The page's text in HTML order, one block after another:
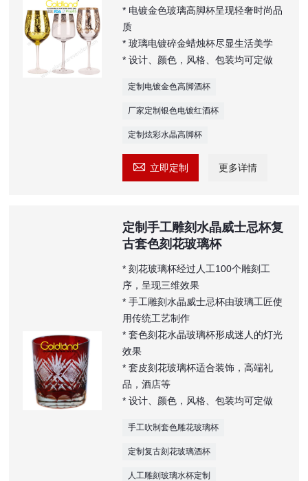
* 电镀金色玻璃高脚杯呈现轻奢时尚品
质
* 玻璃电镀碎金蜡烛杯尽显生活美学
* 设计、颜色，风格、包装均可定做
定制电镀金色高脚酒杯
厂家定制银色电镀红酒杯
定制炫彩水晶高脚杯
 立即定制 更多详情
定制手工雕刻水晶威士忌杯复
古套色刻花玻璃杯
* 刻花玻璃杯经过人工100个雕刻工
序，呈现三维效果
* 手工雕刻水晶威士忌杯由玻璃工匠使
用传统工艺制作
* 套色刻花水晶玻璃杯形成迷人的灯光
效果
* 套皮刻花玻璃杯适合装饰，高端礼
品，酒店等
* 设计、颜色，风格、包装均可定做
手工吹制套色雕花玻璃杯
定制复古刻花玻璃酒杯
人工雕刻玻璃水杯定制